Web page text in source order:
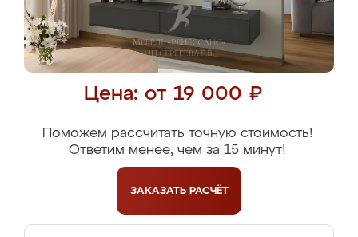
Цена: от 19 000 ₽
Поможем рассчитать точную стоимость!
Ответим менее, чем за 15 минут!
ЗАКАЗАТЬ РАСЧЁТ